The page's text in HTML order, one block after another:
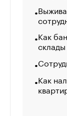
Как
склады
Как